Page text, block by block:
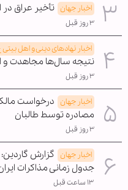
اخبار جهان تأخیر عراق در
۳ روز قبل
اخبار نهادهای دینی و اهل
نتیجه سال‌ها مجاهدت و
۳ روز قبل
اخبار جهان درخواست
مصادره توسط طالبان
۳ روز قبل
اخبار جهان گزارش
جدول زمانی مذاکرات
۱۳ ساعت قبل